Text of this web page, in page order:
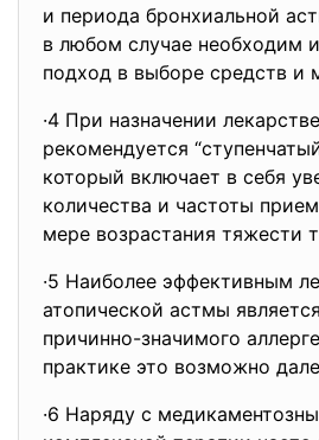
и периода бронхиальной
в любом случае необходим
подход в выборе средств и
·4 При назначении
рекомендуется
который включает в себя
количества и частоты
мере возрастания тяжести
·5 Наиболее эффективным
атопической астмы
причинно-значимого
практике это возможно
·6 Наряду с